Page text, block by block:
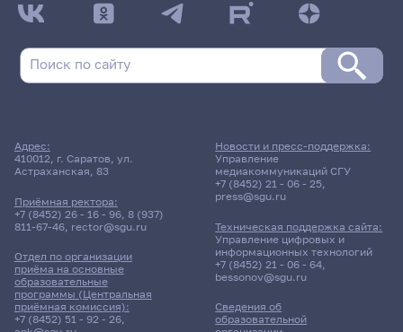
Адрес:
410012, г. Саратов, ул.
Астраханская, 83
Приёмная ректора:
+7 (8452) 26 - 16 - 96, 8 (937)
811-67-46, rector@sgu.ru
Отдел по организации
приёма на основные
образовательные
программы (Центральная
приёмная комиссия):
+7 (8452) 51 - 92 - 26,
Сведения об
образовательной
Новости и пресс-поддержка:
Управление
медиакоммуникаций СГУ
+7 (8452) 21 - 06 - 25,
press@sgu.ru
Техническая поддержка сайта:
Управление цифровых и
информационных технологий
+7 (8452) 21 - 06 - 64,
bessonov@sgu.ru